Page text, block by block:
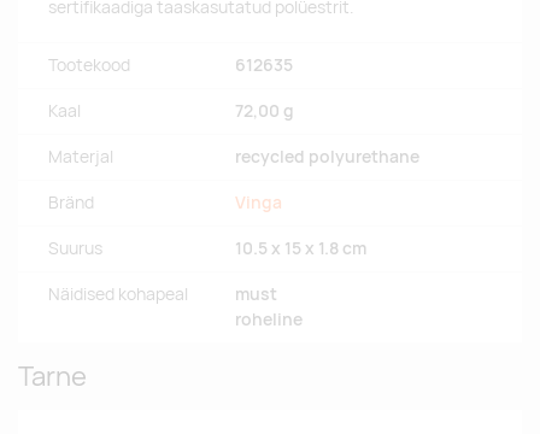
sertifikaadiga taaskasutatud polüestrit.
Tootekood 612635
Kaal 72,00 g
Materjal recycled polyurethane
Bränd Vinga
Suurus 10.5 x 15 x 1.8 cm
Näidised kohapeal
must
roheline
Tarne